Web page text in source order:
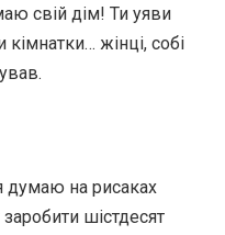
свій дім! Ти уяви
жінці, собі
думаю на рисаках
шістдесят